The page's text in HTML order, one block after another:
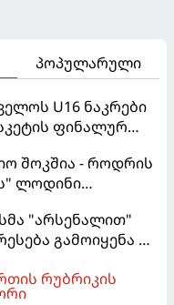
პოპულარული
U16 ნაკრები
ფინალურ
იწყებს
შოკშია - როდრის
ლოდინი
გადადის
"არსენალით"
გამოიყენა და
გააგრძელა
რუბრიკის